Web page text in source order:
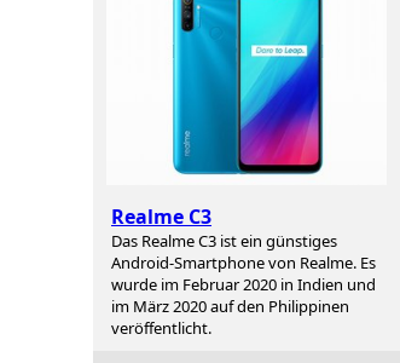
Realme C3
Das Realme C3 ist ein günstiges
Android-Smartphone von Realme. Es
wurde im Februar 2020 in Indien und
im März 2020 auf den Philippinen
veröffentlicht.